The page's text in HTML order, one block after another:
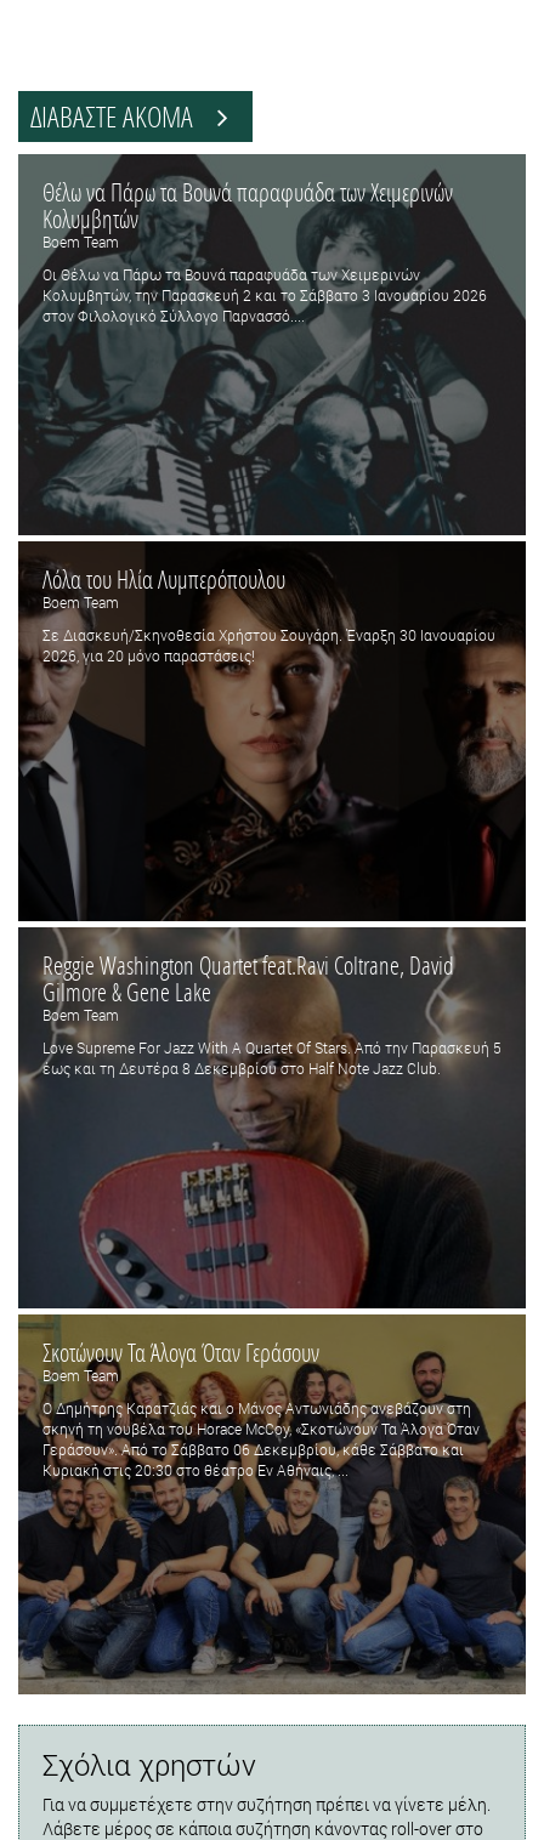
ΔΙΑΒΑΣΤΕ ΑΚΟΜΑ
Θέλω να Πάρω τα Βουνά παραφυάδα των Χειμερινών
Κολυμβητών
Boem Team
Οι Θέλω να Πάρω τα Βουνά παραφυάδα των Χειμερινών
Κολυμβητών, την Παρασκευή 2 και το Σάββατο 3 Ιανουαρίου 2026
στον Φιλολογικό Σύλλογο Παρνασσό....
Λόλα του Ηλία Λυμπερόπουλου
Boem Team
Σε Διασκευή/Σκηνοθεσία Χρήστου Σουγάρη. Έναρξη 30 Ιανουαρίου
2026, για 20 μόνο παραστάσεις!
Reggie Washington Quartet feat.Ravi Coltrane, David
Gilmore & Gene Lake
Boem Team
Love Supreme For Jazz With A Quartet Of Stars. Από την Παρασκευή 5
έως και τη Δευτέρα 8 Δεκεμβρίου στο Half Note Jazz Club.
Σκοτώνουν Τα Άλογα Όταν Γεράσουν
Boem Team
Ο Δημήτρης Καρατζιάς και ο Μάνος Αντωνιάδης ανεβάζουν στη
σκηνή τη νουβέλα του Horace McCoy, «Σκοτώνουν Τα Άλογα Όταν
Γεράσουν». Από το Σάββατο 06 Δεκεμβρίου, κάθε Σάββατο και
Κυριακή στις 20:30 στο θέατρο Εν Αθήναις, ...
Σχόλια χρηστών
Για να συμμετέχετε στην συζήτηση πρέπει να γίνετε μέλη.
Λάβετε μέρος σε κάποια συζήτηση κάνοντας roll-over στο